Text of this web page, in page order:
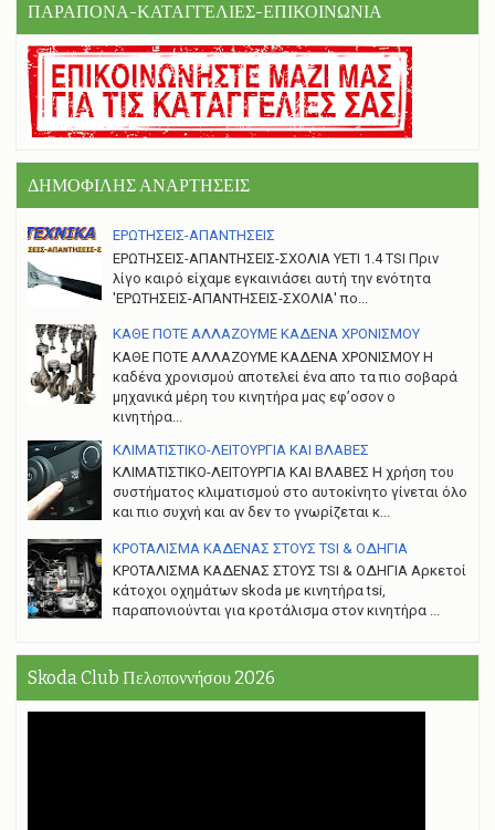
ΠΑΡΑΠΟΝΑ-ΚΑΤΑΓΓΕΛΙΕΣ-ΕΠΙΚΟΙΝΩΝΙΑ
ΔΗΜΟΦΙΛΗΣ ΑΝΑΡΤΗΣΕΙΣ
ΕΡΩΤΗΣΕΙΣ-ΑΠΑΝΤΗΣΕΙΣ
ΕΡΩΤΗΣΕΙΣ-ΑΠΑΝΤΗΣΕΙΣ-ΣΧΟΛΙΑ YETI 1.4 TSI Πριν
λίγο καιρό είχαμε εγκαινιάσει αυτή την ενότητα
'ΕΡΩΤΗΣΕΙΣ-ΑΠΑΝΤΗΣΕΙΣ-ΣΧΟΛΙΑ' πο...
ΚΑΘΕ ΠΟΤΕ ΑΛΛΑΖΟΥΜΕ ΚΑΔΕΝΑ ΧΡΟΝΙΣΜΟΥ
ΚΑΘΕ ΠΟΤΕ ΑΛΛΑΖΟΥΜΕ ΚΑΔΕΝΑ ΧΡΟΝΙΣΜΟΥ Η
καδένα χρονισμού αποτελεί ένα απο τα πιο σοβαρά
μηχανικά μέρη του κινητήρα μας εφ’οσον ο
κινητήρα...
ΚΛΙΜΑΤΙΣΤΙΚΟ-ΛΕΙΤΟΥΡΓΙΑ ΚΑΙ ΒΛΑΒΕΣ
ΚΛΙΜΑΤΙΣΤΙΚΟ-ΛΕΙΤΟΥΡΓΙΑ ΚΑΙ ΒΛΑΒΕΣ H χρήση του
συστήματος κλιματισμού στο αυτοκίνητο γίνεται όλο
και πιο συχνή και αν δεν το γνωρίζεται κ...
ΚΡΟΤΑΛΙΣΜΑ ΚΑΔΕΝΑΣ ΣΤΟΥΣ TSI & ΟΔΗΓΙΑ
ΚΡΟΤΑΛΙΣΜΑ ΚΑΔΕΝΑΣ ΣΤΟΥΣ TSI & ΟΔΗΓΙΑ Αρκετοί
κάτοχοι οχημάτων skoda με κινητήρα tsi,
παραπονιούνται για κροτάλισμα στον κινητήρα ...
Skoda Club Πελοποννήσου 2026